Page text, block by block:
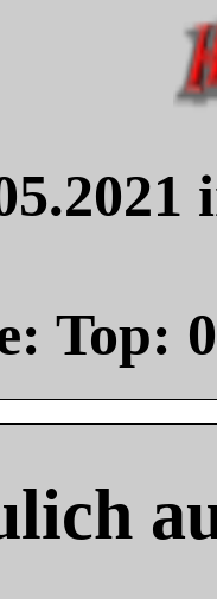
Top: 0